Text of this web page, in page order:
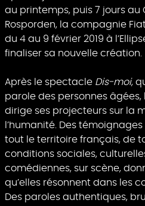
au printemps, puis 7 jours au
Rosporden, la compagnie
du 4 au 9 février 2019 à
finaliser sa nouvelle création.
Après le spectacle Dis-moi,
parole des personnes
dirige ses projecteurs sur la
l’humanité. Des
tout le territoire français, de
conditions sociales,
comédiennes, sur scène,
qu’elles résonnent dans les
Des paroles authentiques,